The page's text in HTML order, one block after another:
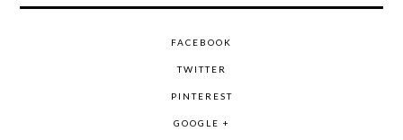
FACEBOOK
TWITTER
PINTEREST
GOOGLE +